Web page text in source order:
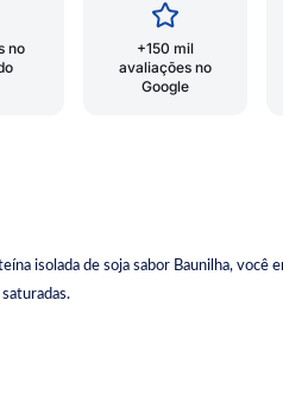
no
+150 mil
avaliações no
Google
isolada de soja sabor Baunilha, você